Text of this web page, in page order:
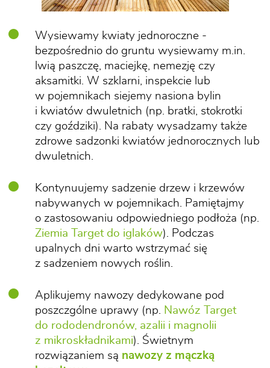
Wysiewamy kwiaty jednoroczne -
bezpośrednio do gruntu wysiewamy m.in.
lwią paszczę, maciejkę, nemezję czy
aksamitki. W szklarni, inspekcie lub
w pojemnikach siejemy nasiona bylin
i kwiatów dwuletnich (np. bratki, stokrotki
czy goździki). Na rabaty wysadzamy także
zdrowe sadzonki kwiatów jednorocznych lub
dwuletnich.
Kontynuujemy sadzenie drzew i krzewów
nabywanych w pojemnikach. Pamiętajmy
o zastosowaniu odpowiedniego podłoża (np.
Ziemia Target do iglaków). Podczas
upalnych dni warto wstrzymać się
z sadzeniem nowych roślin.
Aplikujemy nawozy dedykowane pod
poszczgólne uprawy (np. Nawóz Target
do rododendronów, azalii i magnolii
z mikroskładnikami). Świetnym
rozwiązaniem są nawozy z mączką